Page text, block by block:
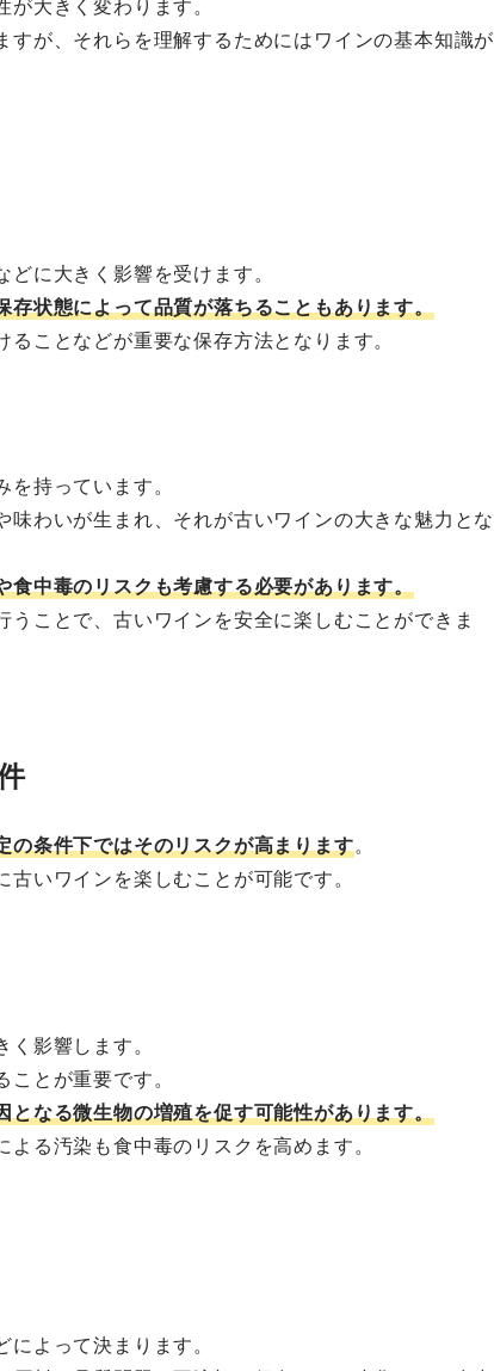
大きく変わります。
が、それらを理解するためにはワインの基本知識が
に大きく影響を受けます。
存状態によって品質が落ちることもあります。
ことなどが重要な保存方法となります。
持っています。
わいが生まれ、それが古いワインの大きな魅力とな
食中毒のリスクも考慮する必要があります。
ことで、古いワインを安全に楽しむことができま
の条件下ではそのリスクが高まります。
いワインを楽しむことが可能です。
影響します。
とが重要です。
なる微生物の増殖を促す可能性があります。
る汚染も食中毒のリスクを高めます。
よって決まります。